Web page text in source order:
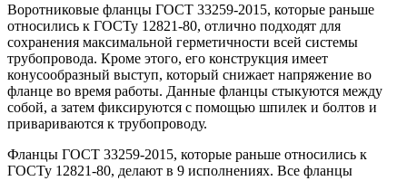
Воротниковые фланцы ГОСТ 33259-2015, которые раньше
относились к ГОСТу 12821-80, отлично подходят для
сохранения максимальной герметичности всей системы
трубопровода. Кроме этого, его конструкция имеет
конусообразный выступ, который снижает напряжение во
фланце во время работы. Данные фланцы стыкуются между
собой, а затем фиксируются с помощью шпилек и болтов и
привариваются к трубопроводу.
Фланцы ГОСТ 33259-2015, которые раньше относились к
ГОСТу 12821-80, делают в 9 исполнениях. Все фланцы